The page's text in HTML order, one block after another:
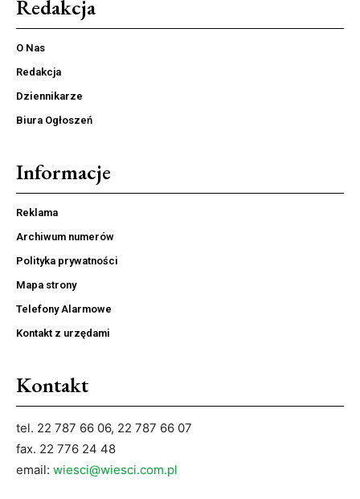
Redakcja
O Nas
Redakcja
Dziennikarze
Biura Ogłoszeń
Informacje
Reklama
Archiwum numerów
Polityka prywatności
Mapa strony
Telefony Alarmowe
Kontakt z urzędami
Kontakt
tel. 22 787 66 06, 22 787 66 07
fax. 22 776 24 48
email: wiesci@wiesci.com.pl